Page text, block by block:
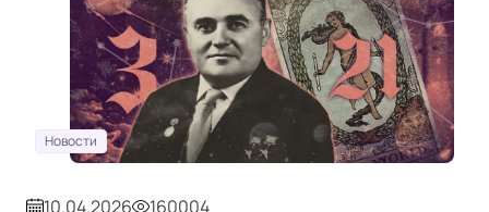
Новости
10.04.2026 160004